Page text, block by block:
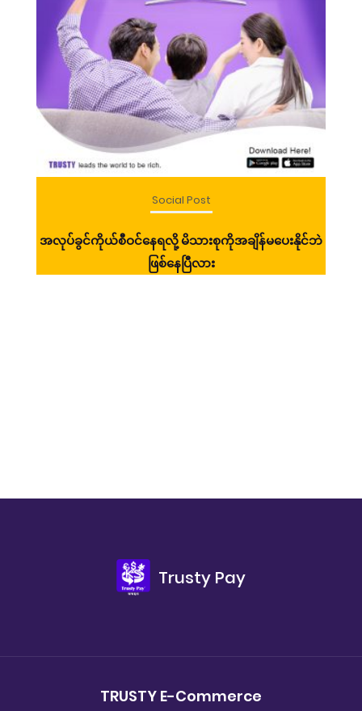
Social Post
အလုပ်ခွင်ကိုယ်စီဝင်နေရလို့ မိသားစုကိုအချိန်မပေးနိုင်ဘဲ
ဖြစ်နေပြီလား
Trusty Pay
TRUSTY E-Commerce